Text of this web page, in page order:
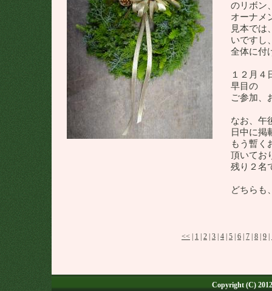
のリボン
オーナメ
見本では
いですし
全体に付
１２月４
早目の
ご参加、
なお、午
日中に掲
もう暫く
頂いてお
残り２名
どちらも
<< 1 2 3 4 5 6 7 8 9
Copyright (C)